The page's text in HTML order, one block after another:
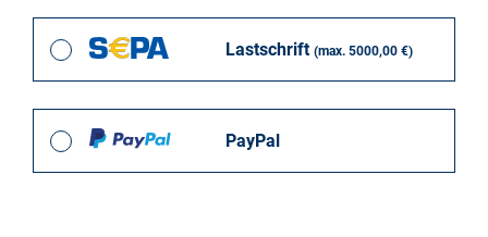
Lastschrift (max. 5000,00 €)
PayPal